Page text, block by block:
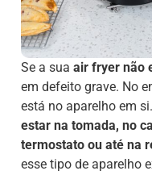
Se a sua air fryer não
em defeito grave. No
está no aparelho em
estar na tomada, no
termostato ou até na
esse tipo de aparelho